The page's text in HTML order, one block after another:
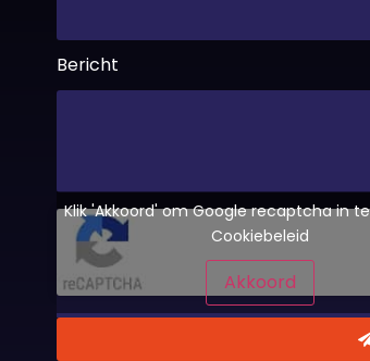
Bericht
Klik 'Akkoord' om Google recaptcha in
Cookiebeleid
Akkoord